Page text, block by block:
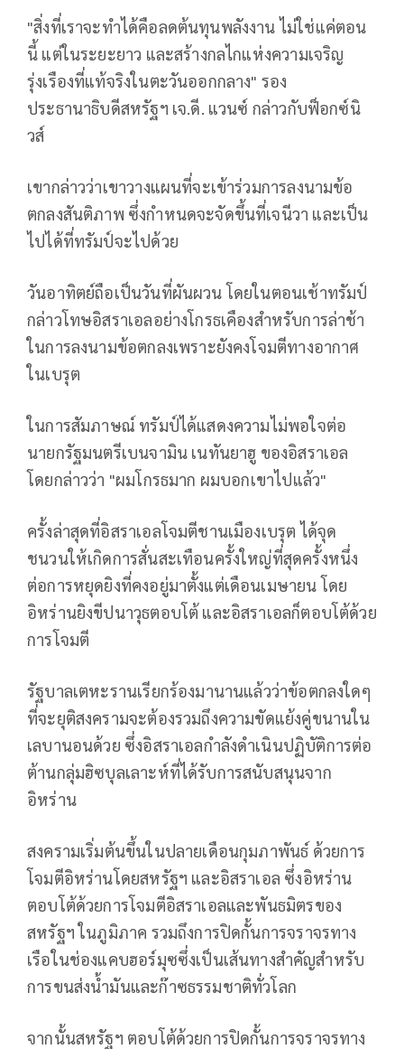
"สิ่งที่เราจะทำได้คือลดต้นทุนพลังงาน ไม่ใช่แค่ตอน
นี้ แต่ในระยะยาว และสร้างกลไกแห่งความเจริญ
รุ่งเรืองที่แท้จริงในตะวันออกกลาง" รอง
ประธานาธิบดีสหรัฐฯ เจ.ดี. แวนซ์ กล่าวกับฟ็อกซ์นิ
วส์
เขากล่าวว่าเขาวางแผนที่จะเข้าร่วมการลงนามข้อ
ตกลงสันติภาพ ซึ่งกำหนดจะจัดขึ้นที่เจนีวา และเป็น
ไปได้ที่ทรัมป์จะไปด้วย
วันอาทิตย์ถือเป็นวันที่ผันผวน โดยในตอนเช้าทรัมป์
กล่าวโทษอิสราเอลอย่างโกรธเคืองสำหรับการล่าช้า
ในการลงนามข้อตกลงเพราะยังคงโจมตีทางอากาศ
ในเบรุต
ในการสัมภาษณ์ ทรัมป์ได้แสดงความไม่พอใจต่อ
นายกรัฐมนตรีเบนจามิน เนทันยาฮู ของอิสราเอล
โดยกล่าวว่า "ผมโกรธมาก ผมบอกเขาไปแล้ว"
ครั้งล่าสุดที่อิสราเอลโจมตีชานเมืองเบรุต ได้จุด
ชนวนให้เกิดการสั่นสะเทือนครั้งใหญ่ที่สุดครั้งหนึ่ง
ต่อการหยุดยิงที่คงอยู่มาตั้งแต่เดือนเมษายน โดย
อิหร่านยิงขีปนาวุธตอบโต้ และอิสราเอลก็ตอบโต้ด้วย
การโจมตี
รัฐบาลเตหะรานเรียกร้องมานานแล้วว่าข้อตกลงใดๆ
ที่จะยุติสงครามจะต้องรวมถึงความขัดแย้งคู่ขนานใน
เลบานอนด้วย ซึ่งอิสราเอลกำลังดำเนินปฏิบัติการต่อ
ต้านกลุ่มฮิซบุลเลาะห์ที่ได้รับการสนับสนุนจาก
อิหร่าน
สงครามเริ่มต้นขึ้นในปลายเดือนกุมภาพันธ์ ด้วยการ
โจมตีอิหร่านโดยสหรัฐฯ และอิสราเอล ซึ่งอิหร่าน
ตอบโต้ด้วยการโจมตีอิสราเอลและพันธมิตรของ
สหรัฐฯ ในภูมิภาค รวมถึงการปิดกั้นการจราจรทาง
เรือในช่องแคบฮอร์มุซซึ่งเป็นเส้นทางสำคัญสำหรับ
การขนส่งน้ำมันและก๊าซธรรมชาติทั่วโลก
จากนั้นสหรัฐฯ ตอบโต้ด้วยการปิดกั้นการจราจรทาง